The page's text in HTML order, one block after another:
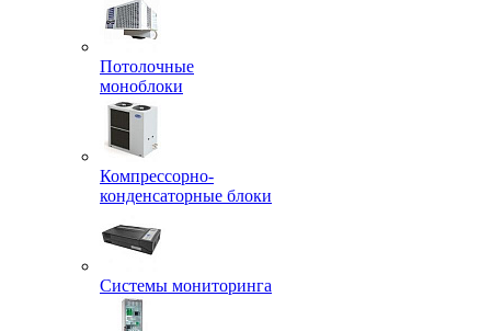
Потолочные
моноблоки
Компрессорно-
конденсаторные блоки
Системы мониторинга